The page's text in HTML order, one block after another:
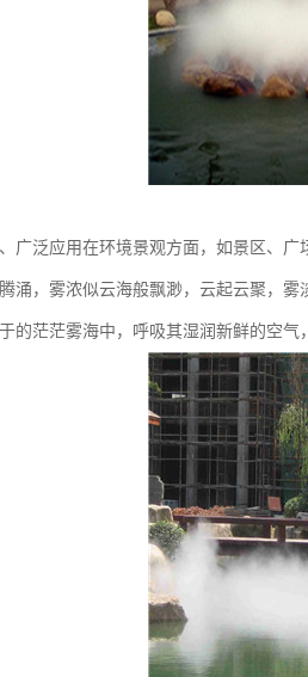
广泛应用在环境景观方面，如景区、
涌，雾浓似云海般飘渺，云起云聚，
的茫茫雾海中，呼吸其湿润新鲜的空气